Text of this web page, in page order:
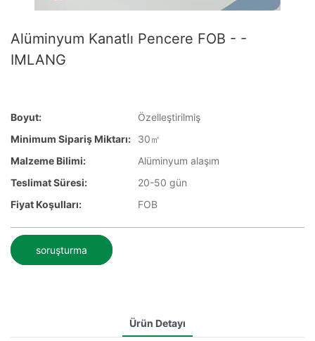
Alüminyum Kanatlı Pencere FOB - -
IMLANG
Boyut:
Özelleştirilmiş
Minimum Sipariş Miktarı:
30㎡
Malzeme Bilimi:
Alüminyum alaşım
Teslimat Süresi:
20-50 gün
Fiyat Koşulları:
FOB
soruşturma
Ürün Detayı